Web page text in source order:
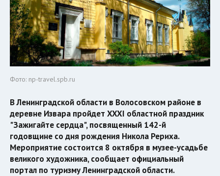
Фото: np-travel.spb.ru
В Ленинградской области в Волосовском районе в
деревне Извара пройдет XXXI областной праздник
"Зажигайте сердца", посвященный 142-й
годовщине со дня рождения Никола Рериха.
Мероприятие состоится 8 октября в музее-усадьбе
великого художника, сообщает официальный
портал по туризму Ленинградской области.